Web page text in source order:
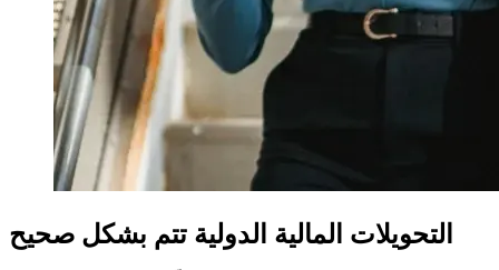
التحويلات المالية الدولية تتم بشكل صحيح